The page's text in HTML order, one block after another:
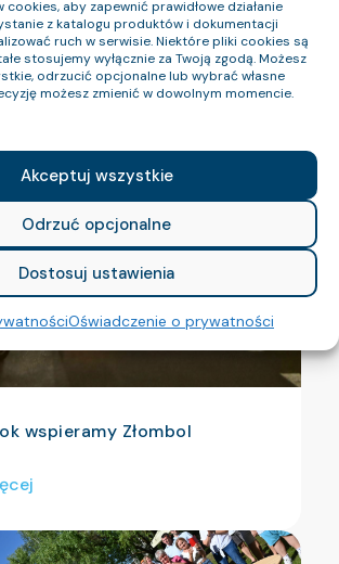
aby zapewnić prawidłowe działanie
z katalogu produktów i dokumentacji
ruch w serwisie. Niektóre pliki cookies są
stosujemy wyłącznie za Twoją zgodą. Możesz
odrzucić opcjonalne lub wybrać własne
możesz zmienić w dowolnym momencie.
Akceptuj wszystkie
Odrzuć opcjonalne
Dostosuj ustawienia
Oświadczenie o prywatności
w Dziale Produkcji
Technokabel
wspieramy Złombol